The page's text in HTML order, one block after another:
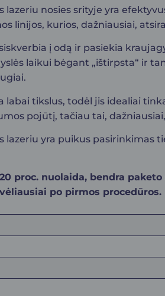
lazeriu nosies srityje yra
linijos, kurios, dažniausiai,
į odą ir pasiekia
laikui bėgant „ištirpsta“ ir
labai tikslus, todėl jis idealiai
pojūtį, tačiau tai,
lazeriu yra puikus
proc. nuolaida, bendra
po pirmos procedūros.